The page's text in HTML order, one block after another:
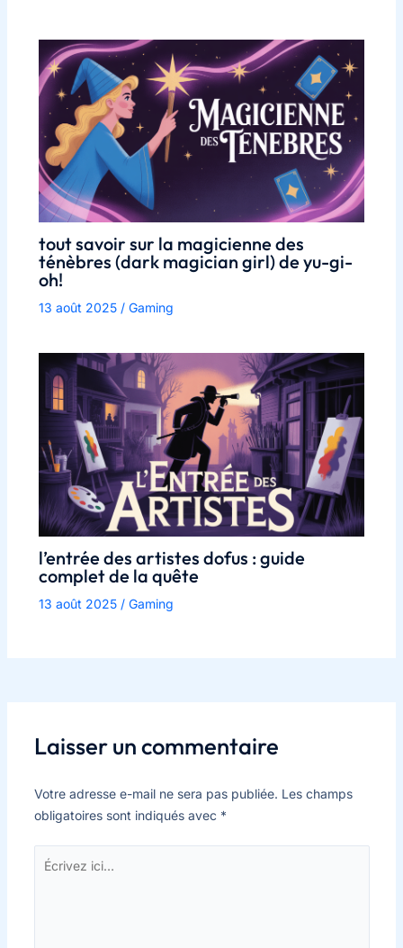
tout savoir sur la magicienne des
ténèbres (dark magician girl) de yu-gi-
oh!
13 août 2025 / Gaming
l’entrée des artistes dofus : guide
complet de la quête
13 août 2025 / Gaming
Laisser un commentaire
Votre adresse e-mail ne sera pas publiée. Les champs
obligatoires sont indiqués avec *
Écrivez